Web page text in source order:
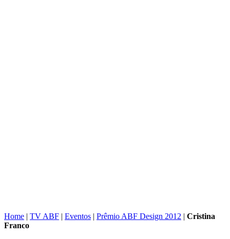
Home | TV ABF | Eventos | Prêmio ABF Design 2012 | Cristina
Franco